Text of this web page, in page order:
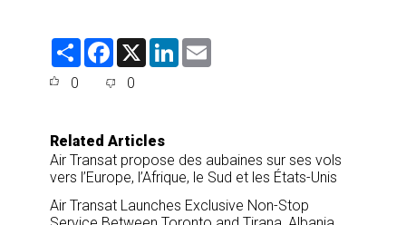
S
F
e
o
k
X
L
0 0
Related Articles
Air Transat propose des aubaines sur ses vols
vers l’Europe, l’Afrique, le Sud et les États-Unis
Air Transat Launches Exclusive Non-Stop